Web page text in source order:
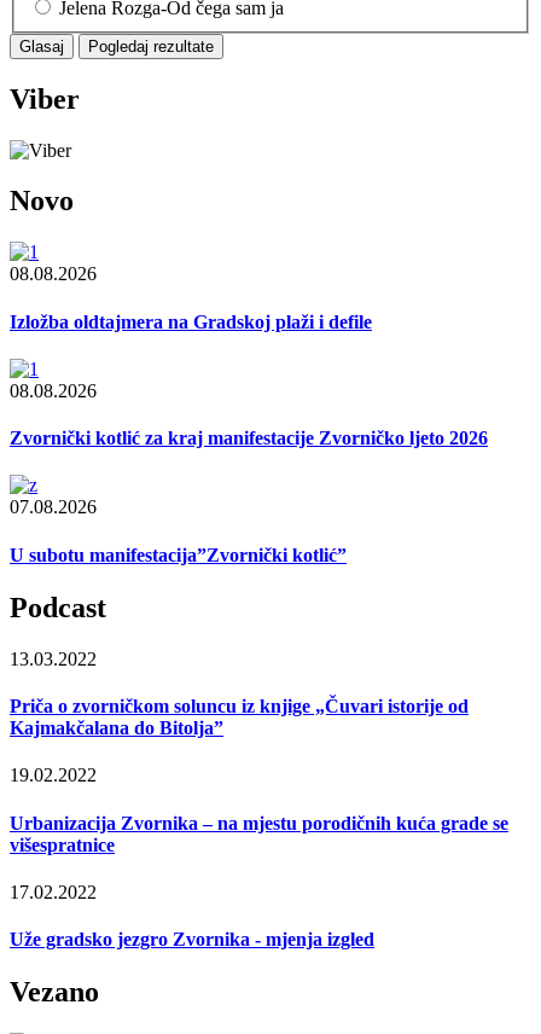
Jelena Rozga-Od čega sam ja
Viber
Novo
08.08.2026
Izložba oldtajmera na Gradskoj plaži i defile
08.08.2026
Zvornički kotlić za kraj manifestacije Zvorničko ljeto 2026
07.08.2026
U subotu manifestacija”Zvornički kotlić”
Podcast
13.03.2022
Priča o zvorničkom soluncu iz knjige „Čuvari istorije od
Kajmakčalana do Bitolja”
19.02.2022
Urbanizacija Zvornika – na mjestu porodičnih kuća grade se
višespratnice
17.02.2022
Uže gradsko jezgro Zvornika - mjenja izgled
Vezano